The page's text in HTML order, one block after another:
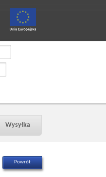
Wysyłka